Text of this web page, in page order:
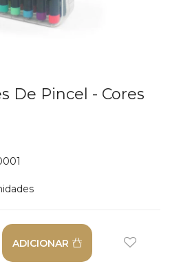
De Pincel - Cores
ADICIONAR